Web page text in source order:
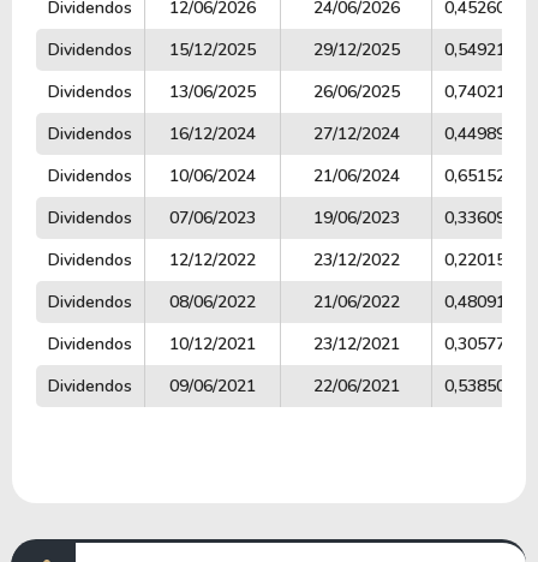
Dividendos 12/06/2026 24/06/2026
0,45260066
Dividendos
15/12/2025 29/12/2025
0,54921849
Dividendos
13/06/2025 26/06/2025
0,74021528
Dividendos
16/12/2024 27/12/2024
0,44989864
Dividendos
10/06/2024 21/06/2024
0,65152806
Dividendos
07/06/2023 19/06/2023
0,33609350
Dividendos
12/12/2022 23/12/2022
0,22015394
Dividendos
08/06/2022 21/06/2022
0,48091432
Dividendos
10/12/2021 23/12/2021
0,30577381
Dividendos
09/06/2021 22/06/2021 0,53850000